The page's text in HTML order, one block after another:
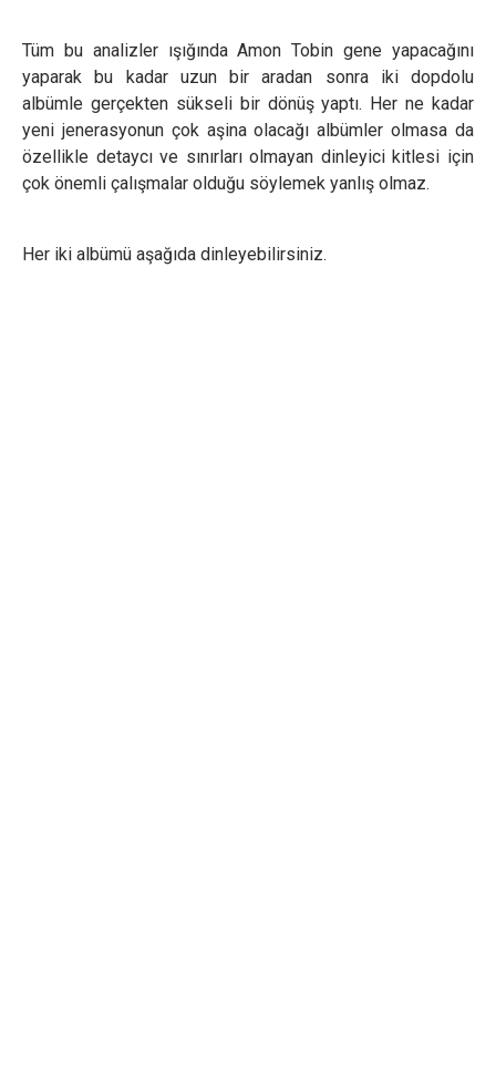
Tüm bu analizler ışığında Amon Tobin gene yapacağını
yaparak bu kadar uzun bir aradan sonra iki dopdolu
albümle gerçekten sükseli bir dönüş yaptı. Her ne kadar
yeni jenerasyonun çok aşina olacağı albümler olmasa da
özellikle detaycı ve sınırları olmayan dinleyici kitlesi için
çok önemli çalışmalar olduğu söylemek yanlış olmaz.
Her iki albümü aşağıda dinleyebilirsiniz.